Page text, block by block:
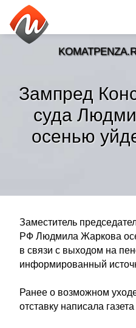
Зампред
суда
осенью
Заместитель
РФ Людмила Жаркова
в связи с выходом на
информированный
Ранее о возможном
отставку написала
Новости»
Тренды новостей »
Рубрики »